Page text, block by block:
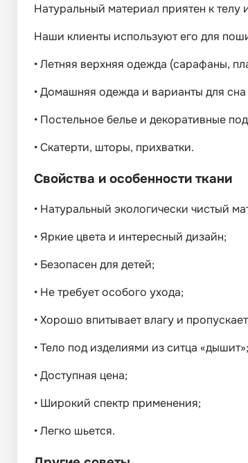
Натуральный материал приятен к
Наши клиенты используют его для
•Летняя верхняя одежда (сарафаны,
•Домашняя одежда и варианты для
• Постельное белье и декоративные
•Скатерти, шторы, прихватки.
Свойства и особенности ткани
• Натуральный экологически чистый
• Яркие цвета и интересный дизайн;
• Безопасен для детей;
• Не требует особого ухода;
•Хорошо впитывает влагу и
•Тело под изделиями из ситца «дышит»;
•Доступная цена;
• Широкий спектр применения;
•Легко шьется.